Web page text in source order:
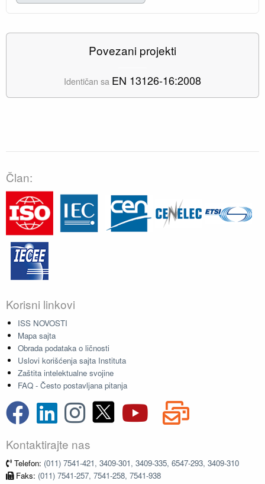
Povezani projekti
Identičan sa EN 13126-16:2008
Član:
Korisni linkovi
ISS NOVOSTI
Mapa sajta
Obrada podataka o ličnosti
Uslovi korišćenja sajta Instituta
Zaštita intelektualne svojine
FAQ - Često postavljana pitanja
Kontaktirajte nas
Telefon: (011) 7541-421, 3409-301, 3409-335, 6547-293, 3409-310
Faks: (011) 7541-257, 7541-258, 7541-938